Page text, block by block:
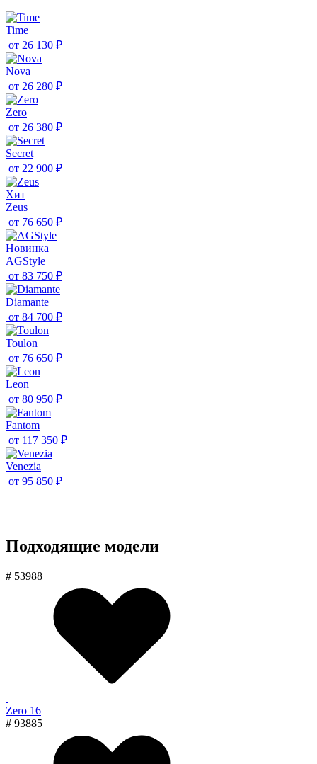
Time
от 26 130 ₽
Nova
от 26 280 ₽
Zero
от 26 380 ₽
Secret
от 22 900 ₽
Хит
Zeus
от 76 650 ₽
Новинка
AGStyle
от 83 750 ₽
Diamante
от 84 700 ₽
Toulon
от 76 650 ₽
Leon
от 80 950 ₽
Fantom
от 117 350 ₽
Venezia
от 95 850 ₽
Подходящие модели
# 53988
Zero 16
# 93885